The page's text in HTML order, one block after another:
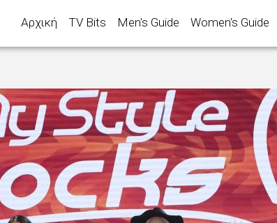
Αρχική TV Bits Men's Guide Women's Guide